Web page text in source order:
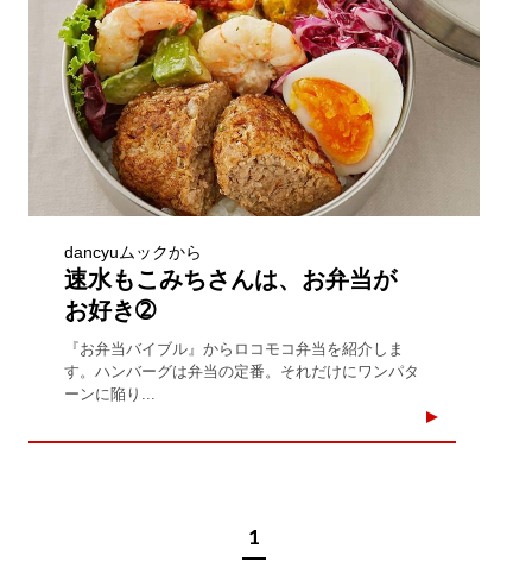
dancyuムックから
速水もこみちさんは、お弁当が
お好き➁
『お弁当バイブル』からロコモコ弁当を紹介しま
す。ハンバーグは弁当の定番。それだけにワンパタ
ーンに陥り...
1